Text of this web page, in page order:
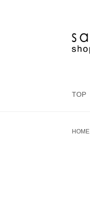
TOP
HOME